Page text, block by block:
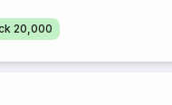
20,000